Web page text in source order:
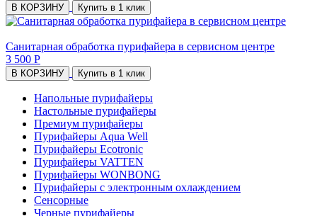
В КОРЗИНУ Купить в 1 клик
Санитарная обработка пурифайера в сервисном центре
3 500 Р
В КОРЗИНУ Купить в 1 клик
Напольные пурифайеры
Настольные пурифайеры
Премиум пурифайеры
Пурифайеры Aqua Well
Пурифайеры Ecotronic
Пурифайеры VATTEN
Пурифайеры WONBONG
Пурифайеры с электронным охлаждением
Сенсорные
Черные пурифайеры